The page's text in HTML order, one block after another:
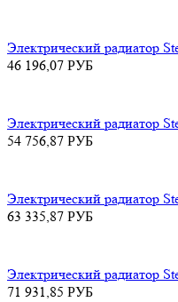
Электрический радиатор
46 196,07 РУБ
Электрический радиатор
54 756,87 РУБ
Электрический радиатор
63 335,87 РУБ
Электрический радиатор
71 931,85 РУБ